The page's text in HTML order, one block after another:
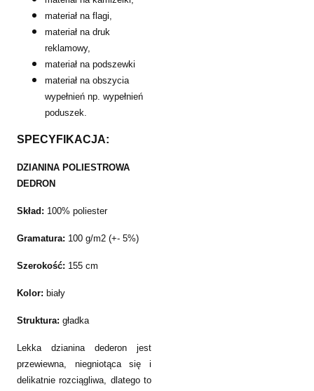
materiał na flagi,
materiał na druk
reklamowy,
materiał na podszewki
materiał na obszycia
wypełnień np. wypełnień
poduszek.
SPECYFIKACJA:
DZIANINA POLIESTROWA
DEDRON
Skład: 100% poliester
Gramatura: 100 g/m2 (+- 5%)
Szerokość: 155 cm
Kolor: biały
Struktura: gładka
Lekka dzianina dederon jest
przewiewna, niegniotąca się i
delikatnie rozciągliwa, dlatego to